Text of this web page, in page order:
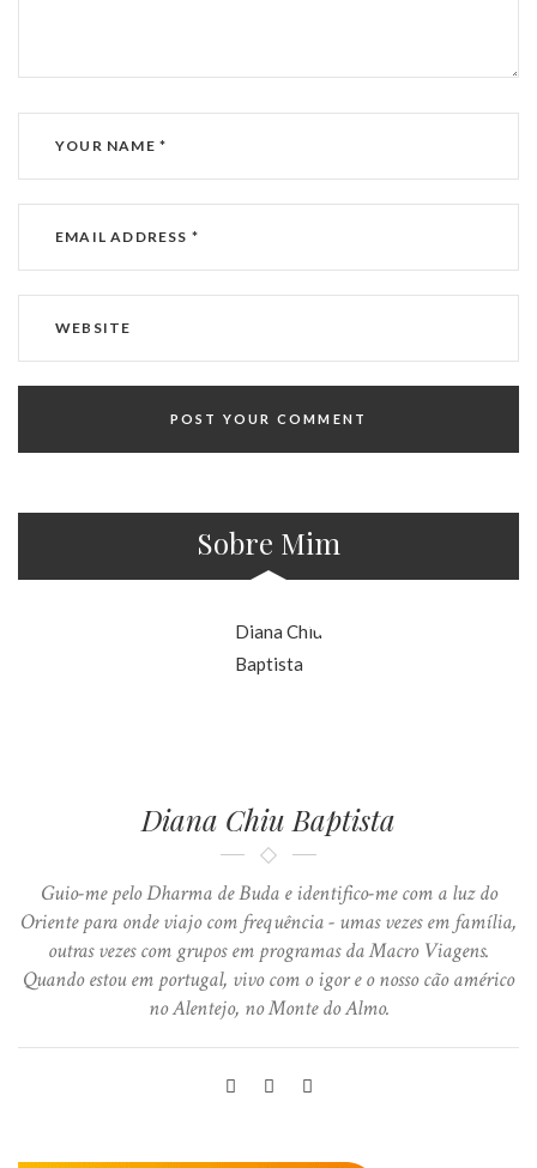
Sobre Mim
Diana Chiu Baptista
Guio-me pelo Dharma de Buda e identifico-me com a luz do
Oriente para onde viajo com frequência - umas vezes em família,
outras vezes com grupos em programas da Macro Viagens.
Quando estou em portugal, vivo com o igor e o nosso cão américo
no Alentejo, no Monte do Almo.